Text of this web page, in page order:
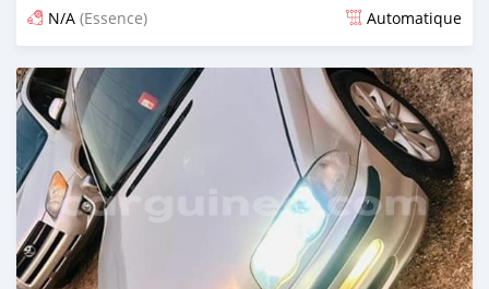
N/A (Essence) Automatique
Publié il y a 6 mois